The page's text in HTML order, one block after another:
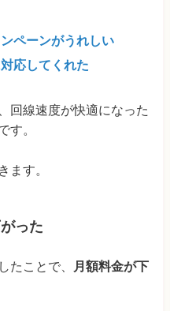
ペーンがうれしい
応してくれた
回線速度が快適になった
す。
ます。
った
たことで、
月額料金が下